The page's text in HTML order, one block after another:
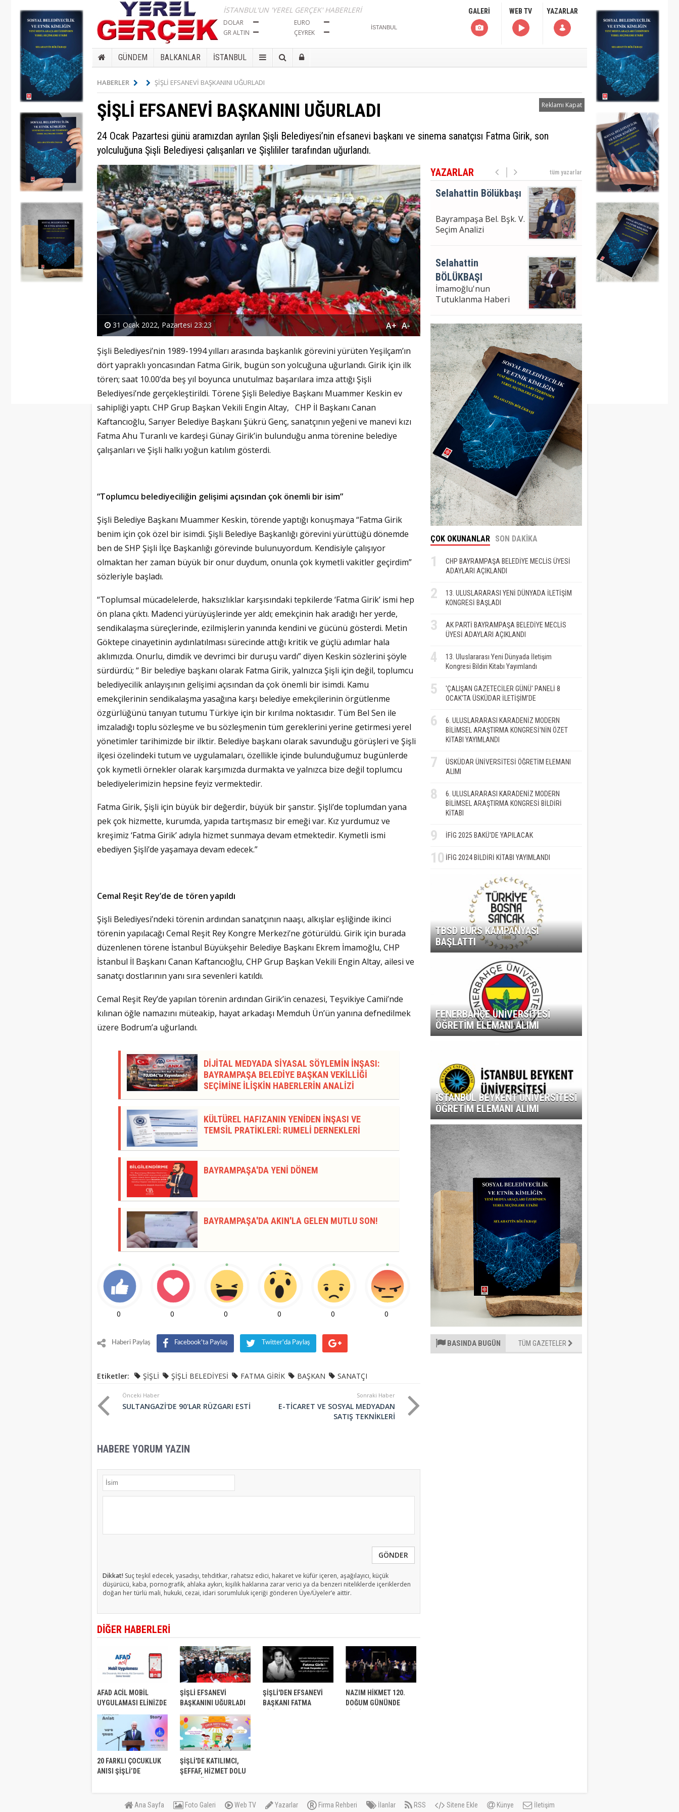
İSTANBUL'UN 'YEREL GERÇEK' HABERLERİ
DOLAR
EURO
GR ALTIN
ÇEYREK
GALERİ WEB TV YAZARLAR
GÜNDEM BALKANLAR İSTANBUL
HABERLER ŞİŞLİ EFSANEVİ BAŞKANINI UĞURLADI
Reklamı Kapat
ŞİŞLİ EFSANEVİ BAŞKANINI UĞURLADI
24 Ocak Pazartesi günü aramızdan ayrılan Şişli Belediyesi’nin efsanevi başkanı ve sinema sanatçısı Fatma Girik, son
yolculuğuna Şişli Belediyesi çalışanları ve Şişlililer tarafından uğurlandı.
31 Ocak 2022, Pazartesi 23:23 A-
A+
Şişli Belediyesi’nin 1989-1994 yılları arasında başkanlık görevini yürüten Yeşilçam’ın
dört yapraklı yoncasından Fatma Girik, bugün son yolcuğuna uğurlandı. Girik için ilk
tören; saat 10.00’da beş yıl boyunca unutulmaz başarılara imza attığı Şişli
Belediyesi’nde gerçekleştirildi. Törene Şişli Belediye Başkanı Muammer Keskin ev
sahipliği yaptı. CHP Grup Başkan Vekili Engin Altay, CHP İl Başkanı Canan
Kaftancıoğlu, Sarıyer Belediye Başkanı Şükrü Genç, sanatçının yeğeni ve manevi kızı
Fatma Ahu Turanlı ve kardeşi Günay Girik’in bulunduğu anma törenine belediye
çalışanları ve Şişli halkı yoğun katılım gösterdi.
“Toplumcu belediyeciliğin gelişimi açısından çok önemli bir isim”
Şişli Belediye Başkanı Muammer Keskin, törende yaptığı konuşmaya “Fatma Girik
benim için çok özel bir isimdi. Şişli Belediye Başkanlığı görevini yürüttüğü dönemde
ben de SHP Şişli İlçe Başkanlığı görevinde bulunuyordum. Kendisiyle çalışıyor
olmaktan her zaman büyük bir onur duydum, onunla çok kıymetli vakitler geçirdim”
sözleriyle başladı.
“Toplumsal mücadelelerde, haksızlıklar karşısındaki tepkilerde ‘Fatma Girik’ ismi hep
ön plana çıktı. Madenci yürüyüşlerinde yer aldı; emekçinin hak aradığı her yerde,
sendikalaşma süreçlerinde, ezilmişlerin yanında kendini ve gücünü gösterdi. Metin
Göktepe cinayetinin aydınlatılması sürecinde attığı kritik ve güçlü adımlar hala
aklımızda. Onurlu, dimdik ve devrimci bir duruşu vardı” diyen Keskin sözlerini şöyle
sürdürdü; “ Bir belediye başkanı olarak Fatma Girik, yalnızca Şişli için değil, toplumcu
belediyecilik anlayışının gelişimi açısından da çok önemli bir isimdi. Kamu
emekçilerinin sendikalaşma yasağına karşı belediye emekçilerinin örgütlenme
özgürlüğünü tanıyan tutumu Türkiye için bir kırılma noktasıdır. Tüm Bel Sen ile
imzaladığı toplu sözleşme ve bu sözleşmenin tüm gereklerini yerine getirmesi yerel
yönetimler tarihimizde bir ilktir. Belediye başkanı olarak savunduğu görüşleri ve Şişli
ilçesi özelindeki tutum ve uygulamaları, özellikle içinde bulunduğumuz bugünlerde
çok kıymetli örnekler olarak karşımızda durmakta ve yalnızca bize değil toplumcu
belediyelerimizin hepsine feyiz vermektedir.
Fatma Girik, Şişli için büyük bir değerdir, büyük bir şanstır. Şişli’de toplumdan yana
pek çok hizmette, kurumda, yapıda tartışmasız bir emeği var. Kız yurdumuz ve
kreşimiz ‘Fatma Girik’ adıyla hizmet sunmaya devam etmektedir. Kıymetli ismi
ebediyen Şişli’de yaşamaya devam edecek.”
Cemal Reşit Rey’de de tören yapıldı
Şişli Belediyesi’ndeki törenin ardından sanatçının naaşı, alkışlar eşliğinde ikinci
törenin yapılacağı Cemal Reşit Rey Kongre Merkezi’ne götürüldü. Girik için burada
düzenlenen törene İstanbul Büyükşehir Belediye Başkanı Ekrem İmamoğlu, CHP
İstanbul İl Başkanı Canan Kaftancıoğlu, CHP Grup Başkan Vekili Engin Altay, ailesi ve
sanatçı dostlarının yanı sıra sevenleri katıldı.
Cemal Reşit Rey’de yapılan törenin ardından Girik’in cenazesi, Teşvikiye Camii’nde
kılınan öğle namazını müteakip, hayat arkadaşı Memduh Ün’ün yanına defnedilmek
üzere Bodrum’a uğurlandı.
DİJİTAL MEDYADA SİYASAL SÖYLEMİN İNŞASI:
BAYRAMPAŞA BELEDİYE BAŞKAN VEKİLLİĞİ
SEÇİMİNE İLİŞKİN HABERLERİN ANALİZİ
KÜLTÜREL HAFIZANIN YENİDEN İNŞASI VE
TEMSİL PRATİKLERİ: RUMELİ DERNEKLERİ
BAYRAMPAŞA'DA YENİ DÖNEM
BAYRAMPAŞA'DA AKIN'LA GELEN MUTLU SON!
0 0 0 0 0 0
Haberi Paylaş Facebook'ta Paylaş Twitter'da Paylaş
Etiketler: ŞİŞLİ ŞİŞLİ BELEDİYESİ FATMA GİRİK BAŞKAN SANATÇI
Önceki Haber
SULTANGAZİ'DE 90'LAR RÜZGARI ESTİ
Sonraki Haber
E-TİCARET VE SOSYAL MEDYADAN
SATIŞ TEKNİKLERİ
HABERE YORUM YAZIN
GÖNDER
Dikkat! Suç teşkil edecek, yasadışı, tehditkar, rahatsız edici, hakaret ve küfür içeren, aşağılayıcı, küçük
düşürücü, kaba, pornografik, ahlaka aykırı, kişilik haklarına zarar verici ya da benzeri niteliklerde içeriklerden
doğan her türlü mali, hukuki, cezai, idari sorumluluk içeriği gönderen Üye/Üyeler’e aittir.
DİĞER HABERLERİ
AFAD ACİL MOBİL
UYGULAMASI ELİNİZDE
ŞİŞLİ EFSANEVİ
BAŞKANINI UĞURLADI
ŞİŞLİ'DEN EFSANEVİ
BAŞKANI FATMA
NAZIM HİKMET 120.
DOĞUM GÜNÜNDE
20 FARKLI ÇOCUKLUK
ANISI ŞİŞLİ’DE
ŞİŞLİ'DE KATILIMCI,
ŞEFFAF, HİZMET DOLU
YAZARLAR tüm yazarlar
İmamoğlu'nun
Tutuklanma Haberi
Seçim Analizi
BÖLÜKBAŞI
Bayrampaşa Bel. Bşk. V.
Seçim Analizi
Selahattin Bölükbaşı
İmamoğlu'nun
Tutuklanma Haberi
Selahattin
BÖLÜKBAŞI
Bayrampaşa Bel. Bşk. V.
Seçim Analizi
Selahattin Bölükbaşı
ÇOK OKUNANLAR SON DAKİKA
1
CHP BAYRAMPAŞA BELEDİYE MECLİS ÜYESİ
ADAYLARI AÇIKLANDI
2
13. ULUSLARARASI YENİ DÜNYADA İLETİŞİM
KONGRESİ BAŞLADI
3
AK PARTİ BAYRAMPAŞA BELEDİYE MECLİS
ÜYESİ ADAYLARI AÇIKLANDI
4
13. Uluslararası Yeni Dünyada İletişim
Kongresi Bildiri Kitabı Yayımlandı
5
'ÇALIŞAN GAZETECİLER GÜNÜ' PANELİ 8
OCAK'TA ÜSKÜDAR İLETİŞİM'DE
6
6. ULUSLARARASI KARADENİZ MODERN
BİLİMSEL ARAŞTIRMA KONGRESİ'NİN ÖZET
KİTABI YAYIMLANDI
7
ÜSKÜDAR ÜNİVERSİTESİ ÖĞRETİM ELEMANI
ALIMI
8
6. ULUSLARARASI KARADENİZ MODERN
BİLİMSEL ARAŞTIRMA KONGRESİ BİLDİRİ
KİTABI
9 İFİG 2025 BAKÜ'DE YAPILACAK
10 İFİG 2024 BİLDİRİ KİTABI YAYIMLANDI
TBSD BURS KAMPANYASI
BAŞLATTI
FENERBAHÇE ÜNİVERSİTESİ
ÖĞRETİM ELEMANI ALIMI
İSTANBUL BEYKENT ÜNİVERSİTESİ
ÖĞRETİM ELEMANI ALIMI
BASINDA BUGÜN TÜM GAZETELER
Ana Sayfa Foto Galeri Web TV Yazarlar Firma Rehberi İlanlar RSS Sitene Ekle Künye İletişim